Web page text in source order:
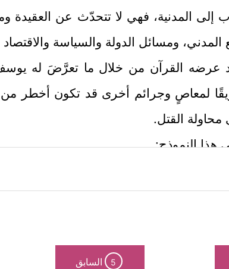
إلى المدنية، فهي لا تتحدّث عن العقيدة
ومسائل الدولة والسياسة
عرضه القرآن من خلال ما تعرَّضَ له
لمعاصٍ وجرائم أخرى قد تكون أخطر
القتل.
هذا النموذج:
﴿إِذۡ قَالَ یُوسُفُ لِأَبِیهِ یَـٰۤأَبَتِ إِنِّی رَأَیۡتُ أَحَدَ عَشَرَ
5 السابق